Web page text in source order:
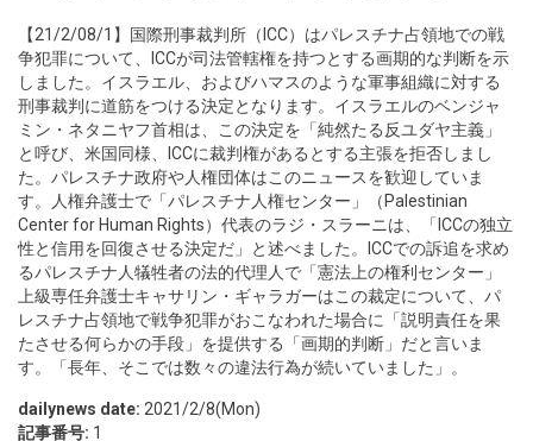
【21/2/08/1】国際刑事裁判所（ICC）はパレスチナ占領地での戦
争犯罪について、ICCが司法管轄権を持つとする画期的な判断を示
しました。イスラエル、およびハマスのような軍事組織に対する
刑事裁判に道筋をつける決定となります。イスラエルのベンジャ
ミン・ネタニヤフ首相は、この決定を「純然たる反ユダヤ主義」
と呼び、米国同様、ICCに裁判権があるとする主張を拒否しまし
た。パレスチナ政府や人権団体はこのニュースを歓迎していま
す。人権弁護士で「パレスチナ人権センター」（Palestinian
Center for Human Rights）代表のラジ・スラーニは、「ICCの独立
性と信用を回復させる決定だ」と述べました。ICCでの訴追を求め
るパレスチナ人犠牲者の法的代理人で「憲法上の権利センター」
上級専任弁護士キャサリン・ギャラガーはこの裁定について、パ
レスチナ占領地で戦争犯罪がおこなわれた場合に「説明責任を果
たさせる何らかの手段」を提供する「画期的判断」だと言いま
す。「長年、そこでは数々の違法行為が続いていました」。
dailynews date: 2021/2/8(Mon)
記事番号: 1